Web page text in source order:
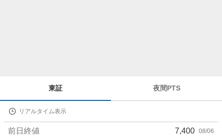
詳
値
東証 夜間PTS
リアルタイム表示
前日終値 7,400 08/06